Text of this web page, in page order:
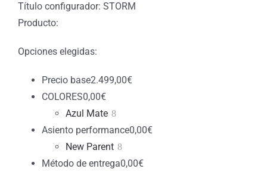
Título configurador: STORM
Producto:
Opciones elegidas:
Precio base2.499,00€
COLORES0,00€
Azul Mate
Asiento performance0,00€
New Parent
Método de entrega0,00€